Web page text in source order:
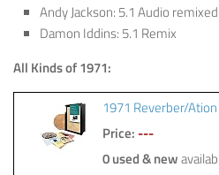
Andy Jackson: 5.1 Audio
Damon Iddins: 5.1 Remix
All Kinds of 1971:
1971 Reverber/Ation
Price: ---
0 used & new